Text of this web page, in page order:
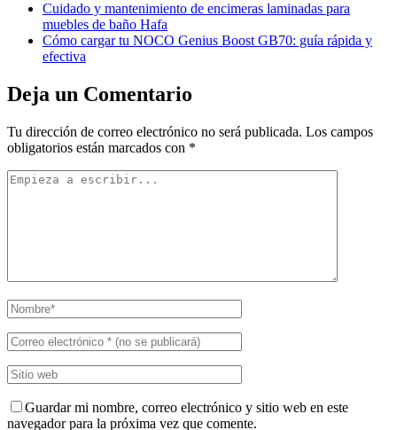
Cuidado y mantenimiento de encimeras laminadas para
muebles de baño Hafa
Cómo cargar tu NOCO Genius Boost GB70: guía rápida y
efectiva
Deja un Comentario
Tu dirección de correo electrónico no será publicada. Los campos
obligatorios están marcados con *
Guardar mi nombre, correo electrónico y sitio web en este
navegador para la próxima vez que comente.